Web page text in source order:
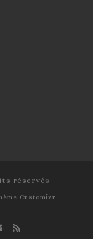
réservés
Customizr